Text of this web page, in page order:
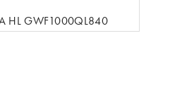
HL GWF1000QL840